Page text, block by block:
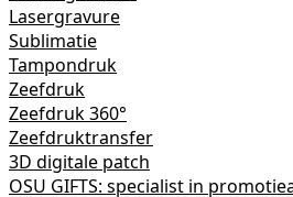
Lasergravure
Sublimatie
Tampondruk
Zeefdruk
Zeefdruk 360°
Zeefdruktransfer
3D digitale patch
OSU GIFTS: specialist in